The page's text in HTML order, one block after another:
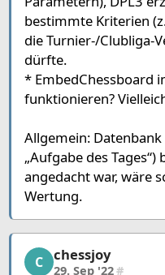
bestimmte Kriterien
die Turnier-/Clubliga-
dürfte.
* EmbedChessboard
funktionieren?
Allgemein:
„Aufgabe des
angedacht war, wäre
Wertung.
chessjoy, 6/12, 29.
C chessjoy
29. Sep '22#